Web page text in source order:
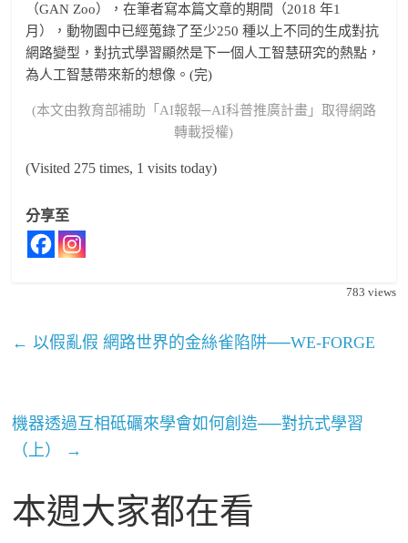
（GAN Zoo），在筆者寫本篇文章的期間（2018 年1
月），動物園中已經蒐錄了至少250 種以上不同的生成對抗
網路變型，對抗式學習顯然是下一個人工智慧研究的熱點，
為人工智慧帶來新的想像。(完)
(本文由教育部補助「AI報報─AI科普推廣計畫」取得網路
轉載授權)
(Visited 275 times, 1 visits today)
分享至
783 views
← 以假亂假 網路世界的金絲雀陷阱──WE-FORGE
機器透過互相砥礪來學會如何創造──對抗式學習
（上）
→
本週大家都在看